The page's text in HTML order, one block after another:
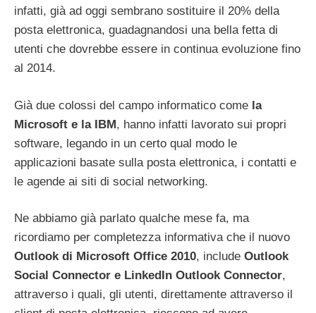
infatti, già ad oggi sembrano sostituire il 20% della
posta elettronica, guadagnandosi una bella fetta di
utenti che dovrebbe essere in continua evoluzione fino
al 2014.
Già due colossi del campo informatico come la
Microsoft e la IBM, hanno infatti lavorato sui propri
software, legando in un certo qual modo le
applicazioni basate sulla posta elettronica, i contatti e
le agende ai siti di social networking.
Ne abbiamo già parlato qualche mese fa, ma
ricordiamo per completezza informativa che il nuovo
Outlook di Microsoft Office 2010, include Outlook
Social Connector e LinkedIn Outlook Connector,
attraverso i quali, gli utenti, direttamente attraverso il